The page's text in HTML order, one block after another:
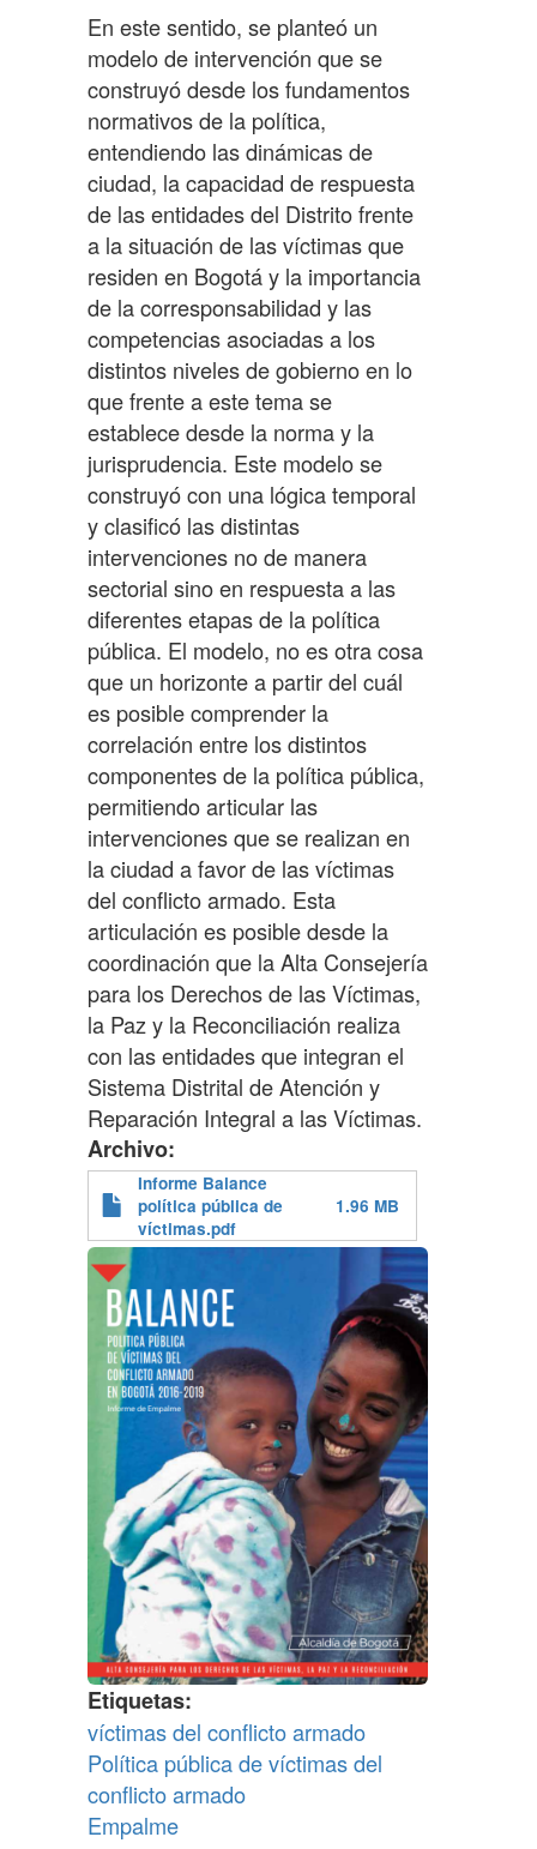
En este sentido, se planteó un
modelo de intervención que se
construyó desde los fundamentos
normativos de la política,
entendiendo las dinámicas de
ciudad, la capacidad de respuesta
de las entidades del Distrito frente
a la situación de las víctimas que
residen en Bogotá y la importancia
de la corresponsabilidad y las
competencias asociadas a los
distintos niveles de gobierno en lo
que frente a este tema se
establece desde la norma y la
jurisprudencia. Este modelo se
construyó con una lógica temporal
y clasificó las distintas
intervenciones no de manera
sectorial sino en respuesta a las
diferentes etapas de la política
pública. El modelo, no es otra cosa
que un horizonte a partir del cuál
es posible comprender la
correlación entre los distintos
componentes de la política pública,
permitiendo articular las
intervenciones que se realizan en
la ciudad a favor de las víctimas
del conflicto armado. Esta
articulación es posible desde la
coordinación que la Alta Consejería
para los Derechos de las Víctimas,
la Paz y la Reconciliación realiza
con las entidades que integran el
Sistema Distrital de Atención y
Reparación Integral a las Víctimas.
Archivo
Informe Balance
política pública de
víctimas.pdf
1.96 MB
Etiquetas
víctimas del conflicto armado
Política pública de víctimas del
conflicto armado
Empalme